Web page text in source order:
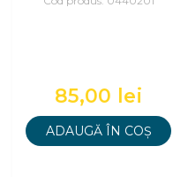
85,00 lei
ADAUGĂ ÎN COȘ